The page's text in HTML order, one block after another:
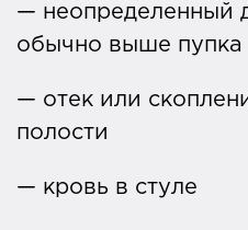
— неопределенный
обычно выше пупка
— отек или
полости
— кровь в стуле